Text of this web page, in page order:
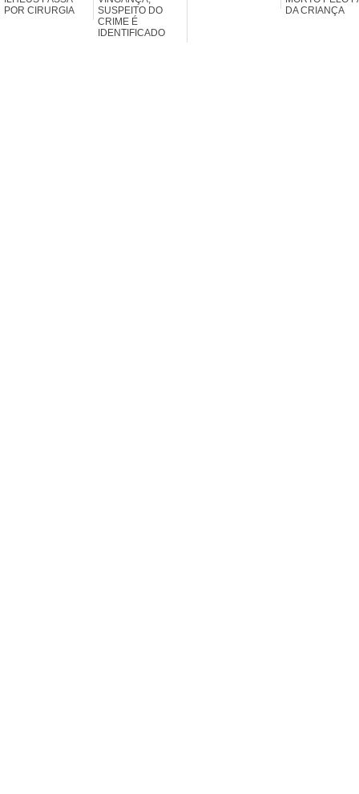
POR CIRURGIA
SUSPEITO DO
CRIME É
IDENTIFICADO
DA CRIANÇA